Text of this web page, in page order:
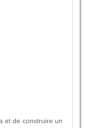
et de construire un